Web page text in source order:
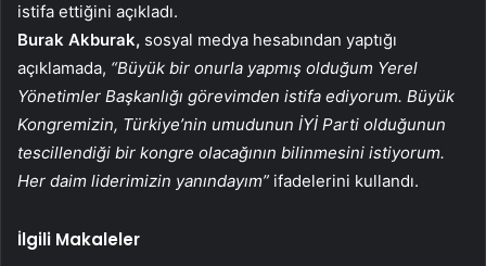
istifa ettiğini açıkladı.
Burak Akburak, sosyal medya hesabından yaptığı
açıklamada, “Büyük bir onurla yapmış olduğum Yerel
Yönetimler Başkanlığı görevimden istifa ediyorum. Büyük
Kongremizin, Türkiye’nin umudunun İYİ Parti olduğunun
tescillendiği bir kongre olacağının bilinmesini istiyorum.
Her daim liderimizin yanındayım” ifadelerini kullandı.
İlgili Makaleler